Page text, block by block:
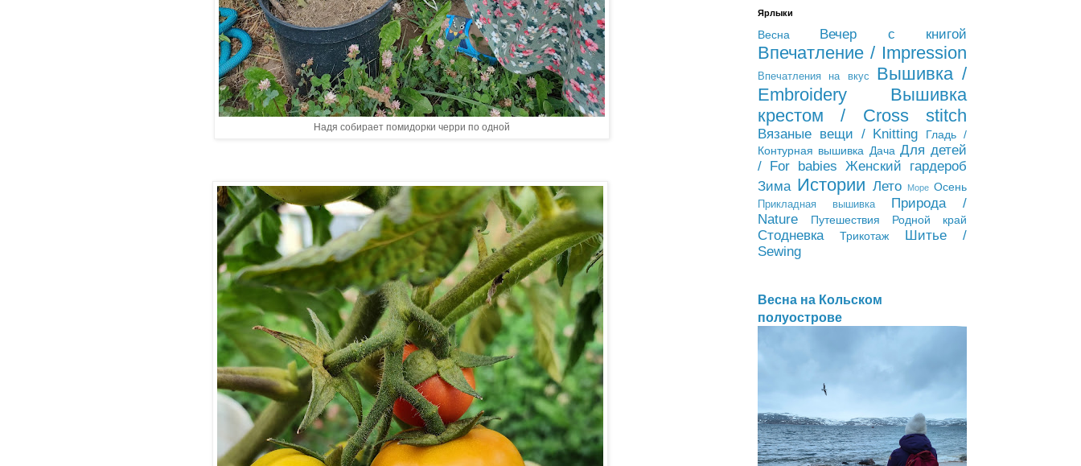
Надя собирает помидорки черри по одной
Ярлыки
Весна Вечер с книгой
Впечатление / Impression
Впечатления на вкус
Вышивка /
Embroidery
Вышивка
крестом / Cross stitch
Вязаные вещи / Knitting
Гладь /
Контурная вышивка Дача Для детей
/ For babies
Женский гардероб
Зима Истории Лето Море Осень
Прикладная вышивка
Природа /
Nature
Путешествия Родной край
Стодневка Трикотаж
Шитье /
Sewing
Весна на Кольском
полуострове